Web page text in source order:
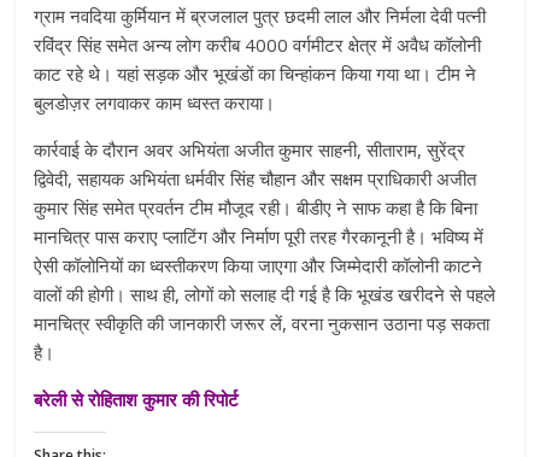
ग्राम नवदिया कुर्मियान में ब्रजलाल पुत्र छदमी लाल और निर्मला देवी पत्नी
रविंद्र सिंह समेत अन्य लोग करीब 4000 वर्गमीटर क्षेत्र में अवैध कॉलोनी
काट रहे थे। यहां सड़क और भूखंडों का चिन्हांकन किया गया था। टीम ने
बुलडोज़र लगवाकर काम ध्वस्त कराया।
कार्रवाई के दौरान अवर अभियंता अजीत कुमार साहनी, सीताराम, सुरेंद्र
द्विवेदी, सहायक अभियंता धर्मवीर सिंह चौहान और सक्षम प्राधिकारी अजीत
कुमार सिंह समेत प्रवर्तन टीम मौजूद रही। बीडीए ने साफ कहा है कि बिना
मानचित्र पास कराए प्लाटिंग और निर्माण पूरी तरह गैरकानूनी है। भविष्य में
ऐसी कॉलोनियों का ध्वस्तीकरण किया जाएगा और जिम्मेदारी कॉलोनी काटने
वालों की होगी। साथ ही, लोगों को सलाह दी गई है कि भूखंड खरीदने से पहले
मानचित्र स्वीकृति की जानकारी जरूर लें, वरना नुकसान उठाना पड़ सकता
है।
बरेली से रोहिताश कुमार की रिपोर्ट